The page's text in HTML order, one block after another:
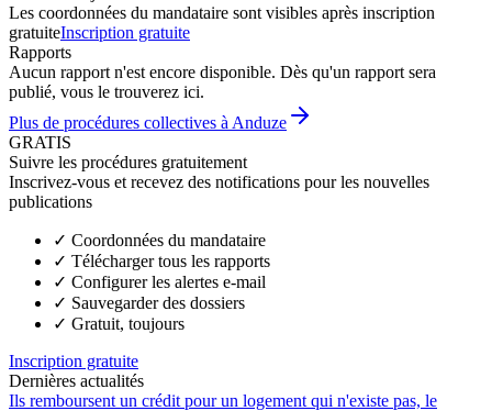
Les coordonnées du mandataire sont visibles après inscription
gratuiteInscription gratuite
Rapports
Aucun rapport n'est encore disponible. Dès qu'un rapport sera
publié, vous le trouverez ici.
Plus de procédures collectives à Anduze
GRATIS
Suivre les procédures gratuitement
Inscrivez-vous et recevez des notifications pour les nouvelles
publications
✓ Coordonnées du mandataire
✓ Télécharger tous les rapports
✓ Configurer les alertes e-mail
✓ Sauvegarder des dossiers
✓ Gratuit, toujours
Inscription gratuite
Dernières actualités
Ils remboursent un crédit pour un logement qui n'existe pas, le